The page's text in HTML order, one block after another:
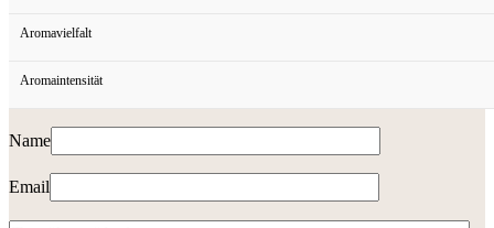
Aromavielfalt
Aromaintensität
Name
Email